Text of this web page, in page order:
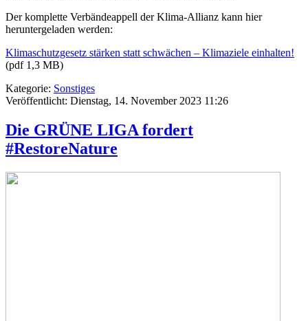
Der komplette Verbändeappell der Klima-Allianz kann hier
heruntergeladen werden:
Klimaschutzgesetz stärken statt schwächen – Klimaziele einhalten!
(pdf 1,3 MB)
Kategorie: Sonstiges
Veröffentlicht: Dienstag, 14. November 2023 11:26
Die GRÜNE LIGA fordert
#RestoreNature